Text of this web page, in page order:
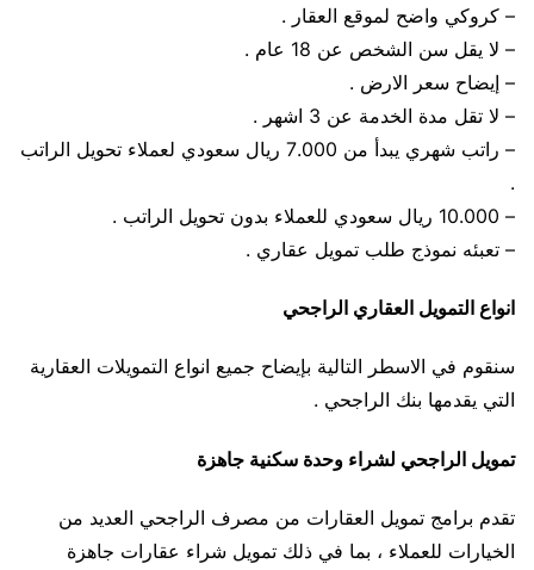
– كروكي واضح لموقع العقار .
– لا يقل سن الشخص عن 18 عام .
– إيضاح سعر الارض .
– لا تقل مدة الخدمة عن 3 اشهر .
– راتب شهري يبدأ من 7.000 ريال سعودي لعملاء تحويل الراتب
.
– 10.000 ريال سعودي للعملاء بدون تحويل الراتب .
– تعبئه نموذج طلب تمويل عقاري .
انواع التمويل العقاري الراجحي
سنقوم في الاسطر التالية بإيضاح جميع انواع التمويلات العقارية
التي يقدمها بنك الراجحي .
تمويل الراجحي لشراء وحدة سكنية جاهزة
تقدم برامج تمويل العقارات من مصرف الراجحي العديد من
الخيارات للعملاء ، بما في ذلك تمويل شراء عقارات جاهزة